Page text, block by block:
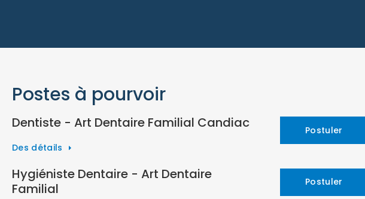
Postes à pourvoir
Dentiste - Art Dentaire Familial Candiac
Des détails
Postuler
Hygiéniste Dentaire - Art Dentaire
Familial
Postuler